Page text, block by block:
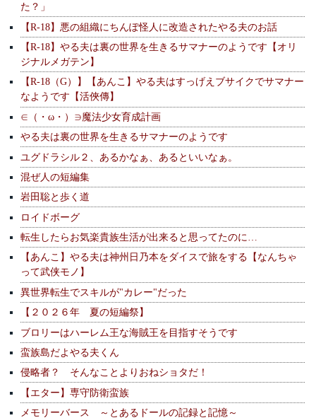
た？」
【R-18】悪の組織にちんぽ怪人に改造されたやる夫のお話
【R-18】やる夫は裏の世界を生きるサマナーのようです【オリ
ジナルメガテン】
【R-18（G）】【あんこ】やる夫はすっげえブサイクでサマナー
なようです【活俠傳】
∈（・ω・）∋魔法少女育成計画
やる夫は裏の世界を生きるサマナーのようです
ユグドラシル２、あるかなぁ、あるといいなぁ。
混ぜ人の短編集
岩田聡と歩く道
ロイドボーグ
転生したらお気楽貴族生活が出来ると思ってたのに…
【あんこ】やる夫は神州日乃本をダイスで旅をする【なんちゃ
って武侠モノ】
異世界転生でスキルが"カレー"だった
【２０２６年 夏の短編祭】
ブロリーはハーレム王な海賊王を目指すそうです
蛮族島だよやる夫くん
侵略者？ そんなことよりおねショタだ！
【エター】専守防衛蛮族
メモリーバース ～とあるドールの記録と記憶～